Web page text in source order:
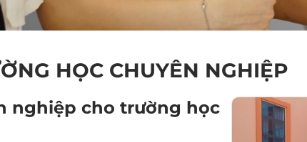
HỌC CHUYÊN NGHIỆP
nghiệp cho trường học